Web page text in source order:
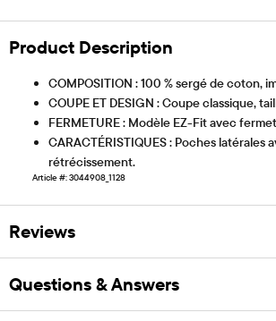
Product Description
COMPOSITION : 100 % sergé de coton,
COUPE ET DESIGN : Coupe classique,
FERMETURE : Modèle EZ-Fit avec
CARACTÉRISTIQUES : Poches
rétrécissement.
Article #: 3044908_1128
Reviews
Questions & Answers